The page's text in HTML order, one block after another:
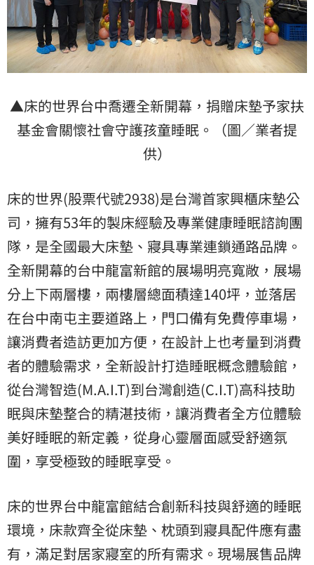
▲床的世界台中喬遷全新開幕，捐贈床墊予家扶
基金會關懷社會守護孩童睡眠。（圖／業者提
供）
床的世界(股票代號2938)是台灣首家興櫃床墊公
司，擁有53年的製床經驗及專業健康睡眠諮詢團
隊，是全國最大床墊、寢具專業連鎖通路品牌。
全新開幕的台中龍富新館的展場明亮寬敞，展場
分上下兩層樓，兩樓層總面積達140坪，並落居
在台中南屯主要道路上，門口備有免費停車場，
讓消費者造訪更加方便，在設計上也考量到消費
者的體驗需求，全新設計打造睡眠概念體驗館，
從台灣智造(M.A.I.T)到台灣創造(C.I.T)高科技助
眠與床墊整合的精湛技術，讓消費者全方位體驗
美好睡眠的新定義，從身心靈層面感受舒適氛
圍，享受極致的睡眠享受。
床的世界台中龍富館結合創新科技與舒適的睡眠
環境，床款齊全從床墊、枕頭到寢具配件應有盡
有，滿足對居家寢室的所有需求。現場展售品牌